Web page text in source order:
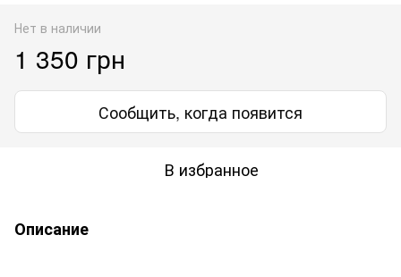
Нет в наличии
1 350 грн
Сообщить, когда появится
В избранное
Описание